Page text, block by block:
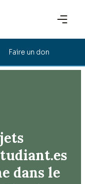
Faire un don
dans le